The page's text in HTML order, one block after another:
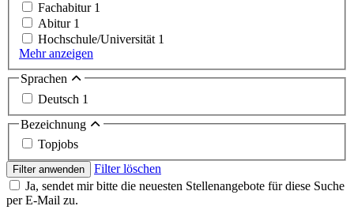
Fachabitur 1
Abitur 1
Hochschule/Universität 1
Mehr anzeigen
Sprachen
Deutsch 1
Bezeichnung
Topjobs
Filter anwenden
Filter löschen
Ja, sendet mir bitte die neuesten Stellenangebote für diese Suche
per E-Mail zu.